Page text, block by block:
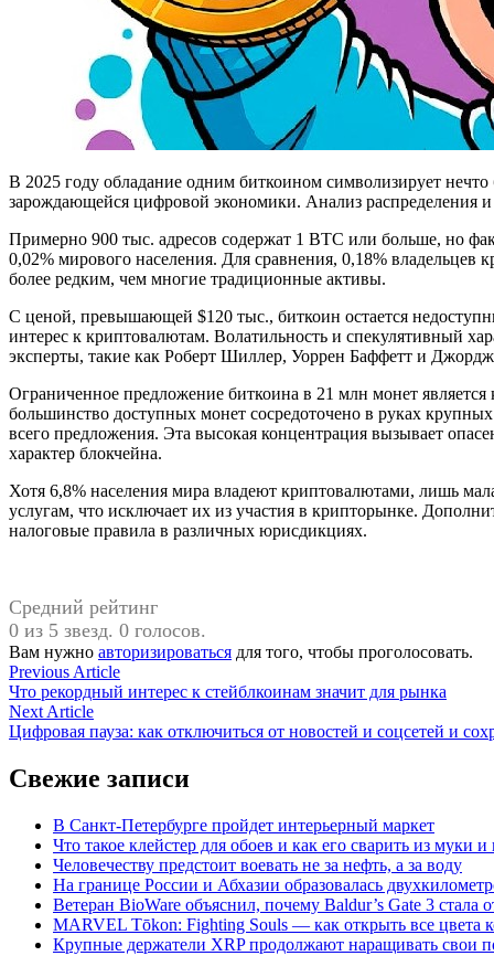
В 2025 году обладание одним биткоином символизирует
зарождающейся цифровой экономики. Анализ распределения
Примерно 900 тыс. адресов содержат 1 BTC или больше, но
0,02% мирового населения. Для сравнения, 0,18%
более редким, чем многие традиционные активы.
С ценой, превышающей $120 тыс., биткоин остается
интерес к криптовалютам. Волатильность и спекулятивный
эксперты, такие как Роберт Шиллер, Уоррен Баффетт и
Ограниченное предложение биткоина в 21 млн монет
большинство доступных монет сосредоточено в руках
всего предложения. Эта высокая концентрация вызывает
характер блокчейна.
Хотя 6,8% населения мира владеют криптовалютами, лишь
услугам, что исключает их из участия в крипторынке.
налоговые правила в различных юрисдикциях.
Средний рейтинг
0 из 5 звезд. 0 голосов.
Вам нужно авторизироваться для того, чтобы проголосовать.
Навигация
по
записям
Previous ArticlePrevious
article:
Что рекордный интерес к стейблкоинам значит для рынка
Next ArticleNext
article:
Цифровая пауза: как отключиться от новостей и соцсетей и
Свежие записи
В Санкт-Петербурге пройдет интерьерный маркет
Что такое клейстер для обоев и как его сварить из муки и
Человечеству предстоит воевать не за нефть, а за воду
На границе России и Абхазии образовалась
Ветеран BioWare объяснил, почему Baldur’s Gate 3
MARVEL Tōkon: Fighting Souls — как открыть все цвета
Крупные держатели XRP продолжают наращивать свои